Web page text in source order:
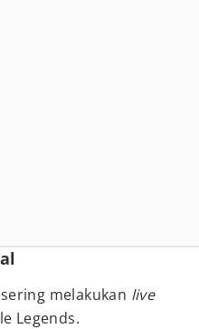
melakukan live
Legends.